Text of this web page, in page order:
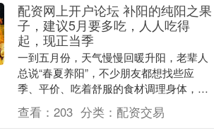
配资网上开户论坛 补阳的纯阳之果
子，建议5月要多吃，人人吃得
起，现正当季
一到五月份，天气慢慢回暖升阳，老辈人
总说“春夏养阳”，不少朋友都想找些应
季、平价、吃着舒服的食材调理身体，而
刚好5月有一个果子，一定要多吃。人人都
吃得起，眼下正....
查看： 203 分类： 配资交易